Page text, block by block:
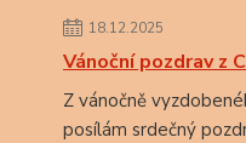
18.12.2025
Vánoční pozdrav z
Z vánočně
posílám srdečný